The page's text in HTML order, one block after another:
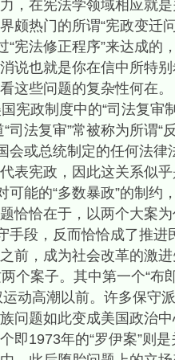
，在宪法学领域相应就
颇热门的所谓“宪政变迁
“宪法修正程序”来达成
说也就是你在信中所特
这些问题的复杂性何在。
宪政制度中的“司法复审
司法复审”常被称为所谓
会或总统制定的任何法
表宪政，因此这关系似
可能的“多数暴政”的制
恰恰在于，以两个大案
手段，反而恰恰成了推
前，成为社会改革的激
个案子。其中第一个“布
动高潮以前。许多保守
问题如此变成美国政治
即1973年的“罗伊案”则